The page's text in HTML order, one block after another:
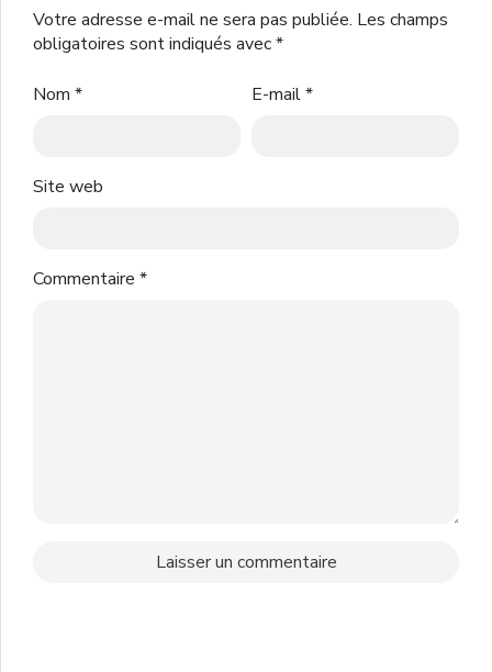
Votre adresse e-mail ne sera pas publiée. Les champs
obligatoires sont indiqués avec*
Nom * E-mail*
Site web
Commentaire *